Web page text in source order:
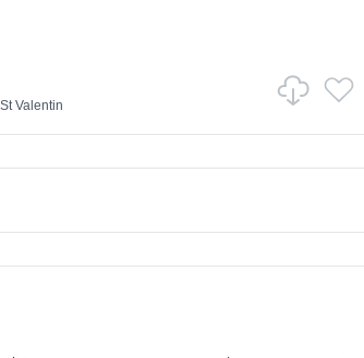
St Valentin